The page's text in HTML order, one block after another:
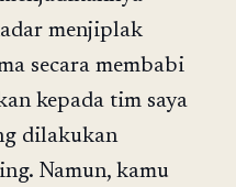
menjiplak
secara membabi
kepada tim saya
dilakukan
Namun, kamu